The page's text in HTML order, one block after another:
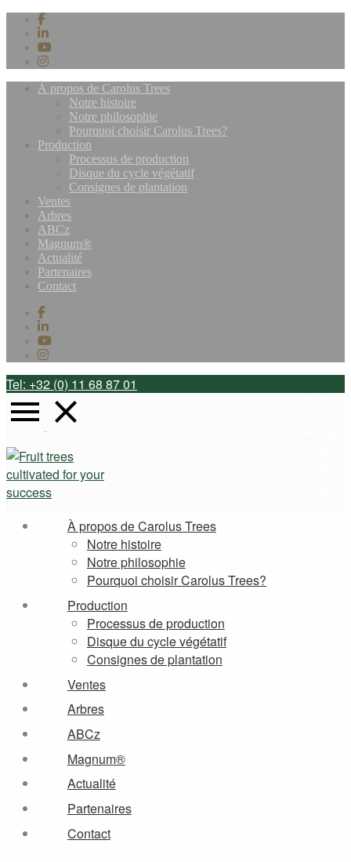
À propos de Carolus Trees
Notre histoire
Notre philosophie
Pourquoi choisir Carolus Trees?
Production
Processus de production
Disque du cycle végétatif
Consignes de plantation
Ventes
Arbres
ABCz
Magnum®
Actualité
Partenaires
Contact
Tel: +32 (0) 11 68 87 01
NL
À propos de Carolus Trees
Notre histoire
Notre philosophie
Pourquoi choisir Carolus Trees?
Production
Processus de production
Disque du cycle végétatif
Consignes de plantation
Ventes
Arbres
ABCz
Magnum®
Actualité
Partenaires
Contact